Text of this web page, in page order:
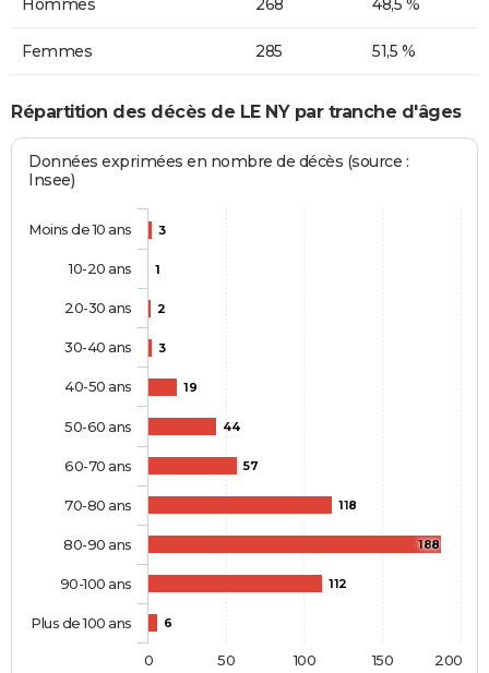
Hommes 268 48,5 %
Femmes 285 51,5 %
Répartition des décès de LE NY par tranche d'âges
Données exprimées en nombre de décès (source :
Insee)
3
1
2
3
19
44
57
118
188
112
6
Moins de 10 ans
10-20 ans
20-30 ans
30-40 ans
40-50 ans
50-60 ans
60-70 ans
70-80 ans
80-90 ans
90-100 ans
Plus de 100 ans
0 50 100 150 200